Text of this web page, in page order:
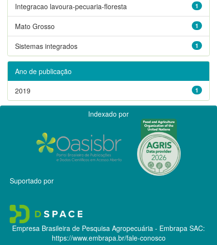
1
Integracao lavoura-pecuaria-floresta
1
Mato Grosso
1
Sistemas integrados
Ano de publicação
1
2019
Indexado por
Suportado por
Empresa Brasileira de Pesquisa Agropecuária - Embrapa SAC:
https://www.embrapa.br/fale-conosco